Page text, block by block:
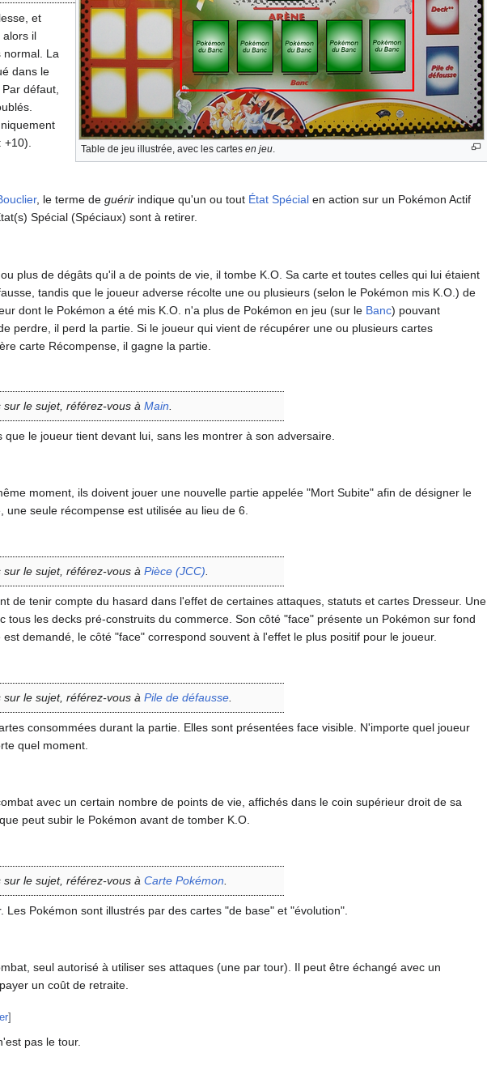
Table de jeu illustrée, avec les cartes en jeu.
et
alors il
normal. La
dans le
défaut,
: +10).
, le terme de guérir indique qu'un ou tout État Spécial en action sur un Pokémon Actif
Spécial (Spéciaux) sont à retirer.
plus de dégâts qu'il a de points de vie, il tombe K.O. Sa carte et toutes celles qui lui étaient
tandis que le joueur adverse récolte une ou plusieurs (selon le Pokémon mis K.O.) de
dont le Pokémon a été mis K.O. n'a plus de Pokémon en jeu (sur le Banc) pouvant
perdre, il perd la partie. Si le joueur qui vient de récupérer une ou plusieurs cartes
carte Récompense, il gagne la partie.
le sujet, référez-vous à Main
le joueur tient devant lui, sans les montrer à son adversaire.
moment, ils doivent jouer une nouvelle partie appelée "Mort Subite" afin de désigner le
une seule récompense est utilisée au lieu de 6.
le sujet, référez-vous à Pièce (JCC)
de tenir compte du hasard dans l'effet de certaines attaques, statuts et cartes Dresseur. Une
tous les decks pré-construits du commerce. Son côté "face" présente un Pokémon sur fond
demandé, le côté "face" correspond souvent à l'effet le plus positif pour le joueur.
le sujet, référez-vous à Pile de défausse
consommées durant la partie. Elles sont présentées face visible. N'importe quel joueur
quel moment.
avec un certain nombre de points de vie, affichés dans le coin supérieur droit de sa
peut subir le Pokémon avant de tomber K.O.
le sujet, référez-vous à Carte Pokémon
Pokémon sont illustrés par des cartes "de base" et "évolution".
seul autorisé à utiliser ses attaques (une par tour). Il peut être échangé avec un
un coût de retraite.
]
pas le tour.